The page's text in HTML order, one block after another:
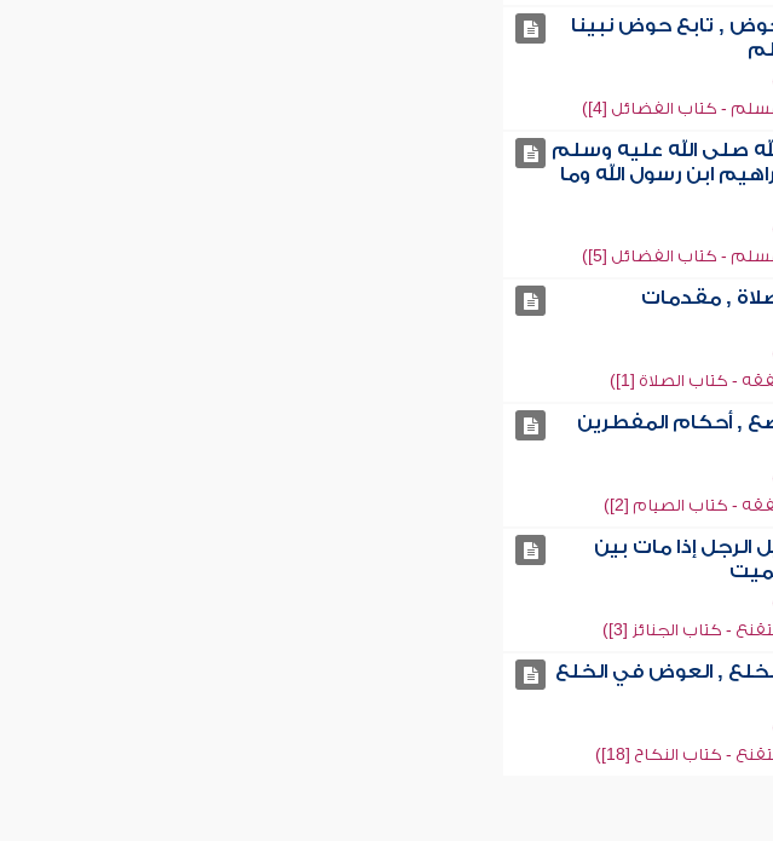
, تابع حوض نبينا
- كتاب الفضائل [4])
صلى الله عليه وسلم
ابن رسول الله وما
- كتاب الفضائل [5])
, مقدمات
- كتاب الصلاة [1])
, أحكام المفطرين
- كتاب الصيام [2])
إذا مات بين
- كتاب الجنائز [3])
, العوض في الخلع
- كتاب النكاح [18])